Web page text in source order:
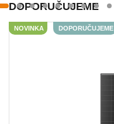
DOPORUČUJEME
NOVINKA DOPORUČUJEME